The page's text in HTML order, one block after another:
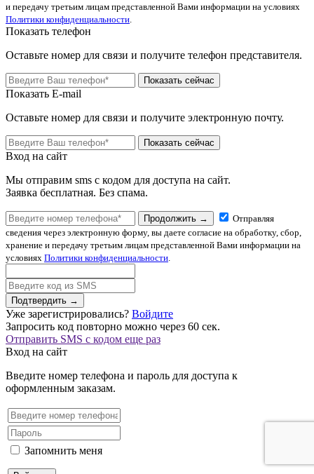
и передачу третьим лицам представленной Вами информации на условиях
Политики конфиденциальности
Показать телефон
Оставьте номер для связи и получите телефон представителя.
Показать сейчас
Показать E-mail
Оставьте номер для связи и получите электронную почту.
Показать сейчас
Вход на сайт
Мы отправим sms с кодом для доступа на сайт.
Заявка бесплатная. Без спама.
Продолжить →
Отправляя
сведения через электронную форму, вы даете согласие на обработку, сбор,
хранение и передачу третьим лицам представленной Вами информации на
условиях Политики конфиденциальности
Подтвердить →
Уже зарегистрировались? Войдите
Запросить код повторно можно через 60 сек.
Отправить SMS с кодом еще раз
Вход на сайт
Введите номер телефона и пароль для доступа к
оформленным заказам.
Запомнить меня